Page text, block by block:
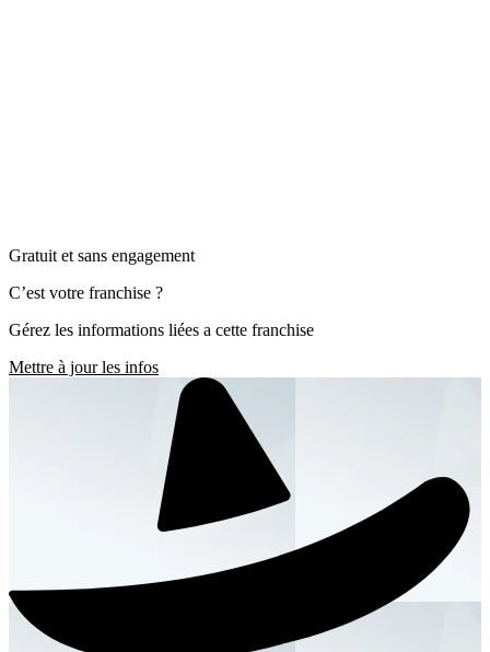
Gratuit et sans engagement
C’est votre franchise ?
Gérez les informations liées a cette franchise
Mettre à jour les infos